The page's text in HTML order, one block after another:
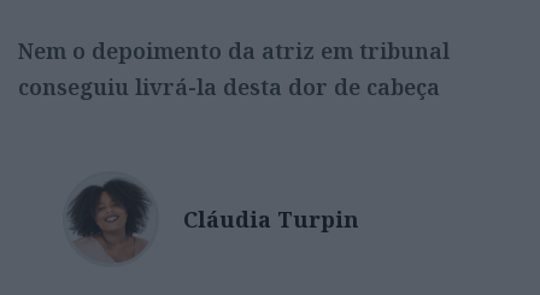
Nem o depoimento da atriz em tribunal
conseguiu livrá-la desta dor de cabeça
Cláudia Turpin